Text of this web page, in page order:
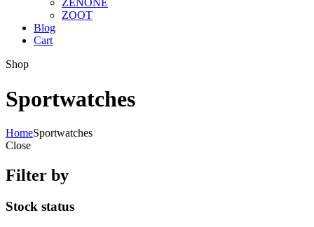
ZENONE
ZOOT
Blog
Cart
Shop
Sportwatches
HomeSportwatches
Close
Filter by
Stock status